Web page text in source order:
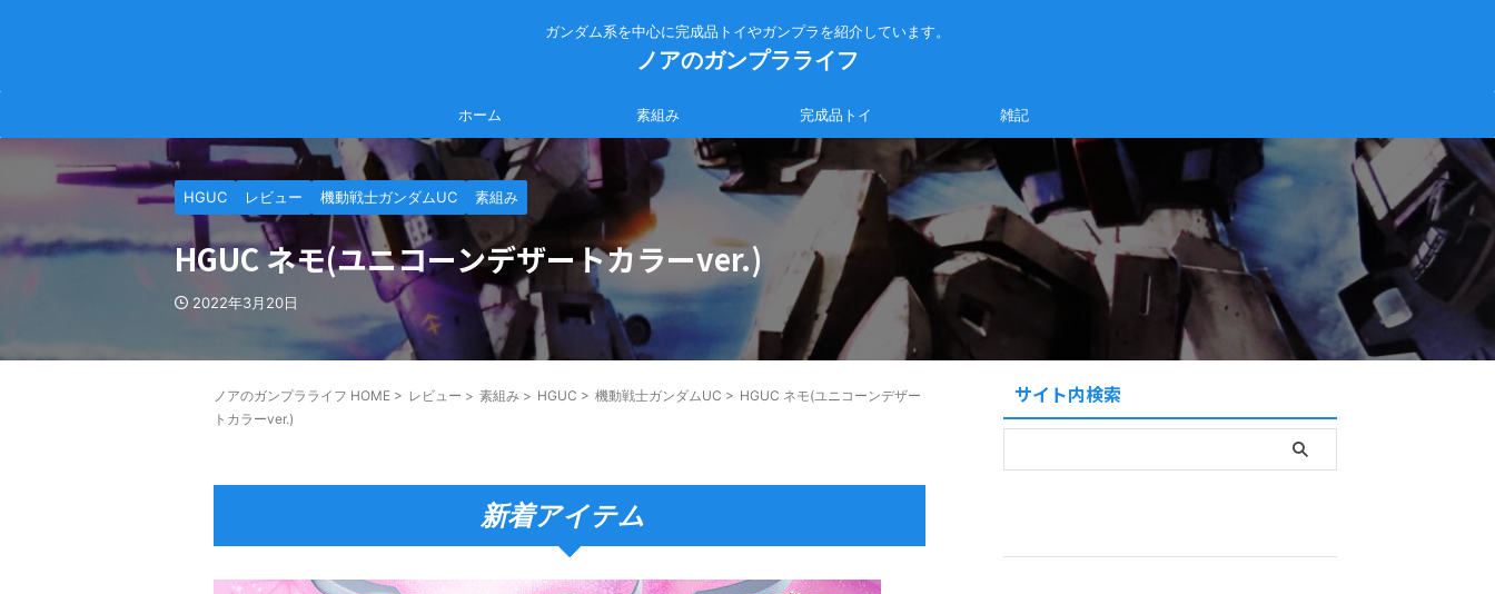
ガンダム系を中心に完成品トイやガンプラを紹介しています。
ノアのガンプラライフ
ホーム 素組み 完成品トイ 雑記
HGUC レビュー 機動戦士ガンダムUC 素組み
HGUC ネモ(ユニコーンデザートカラーver.)
2022年3月20日
ノアのガンプラライフ HOME > レビュー > 素組み > HGUC > 機動戦士ガンダムUC > HGUC ネモ(ユニコーンデザー
トカラーver.)
新着アイテム
サイト内検索